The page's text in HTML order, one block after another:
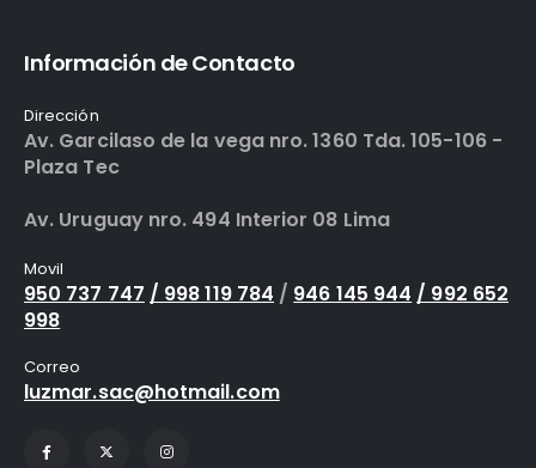
Información de Contacto
Dirección
Av. Garcilaso de la vega nro. 1360 Tda. 105-106 -
Plaza Tec
Av. Uruguay nro. 494 Interior 08 Lima
Movil
950 737 747 / 998 119 784 / 946 145 944 / 992 652
998
Correo
luzmar.sac@hotmail.com